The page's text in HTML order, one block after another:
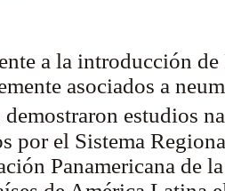
a la introducción
asociados a
demostraron estudios
por el Sistema
Panamericana de